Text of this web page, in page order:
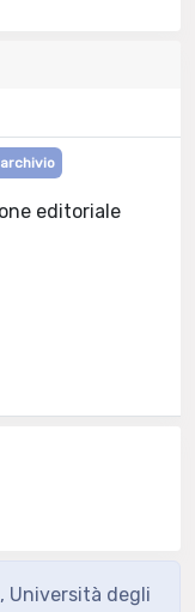
editoriale
Università degli